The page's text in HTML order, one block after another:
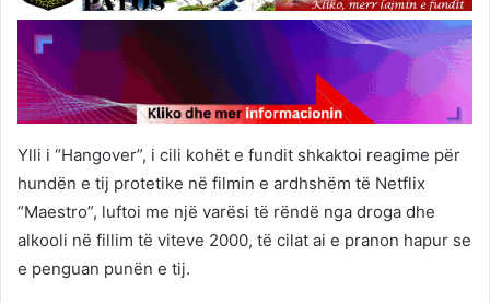
Ylli i “Hangover”, i cili kohët e fundit shkaktoi reagime për
hundën e tij protetike në filmin e ardhshëm të Netflix
“Maestro”, luftoi me një varësi të rëndë nga droga dhe
alkooli në fillim të viteve 2000, të cilat ai e pranon hapur se
e penguan punën e tij.